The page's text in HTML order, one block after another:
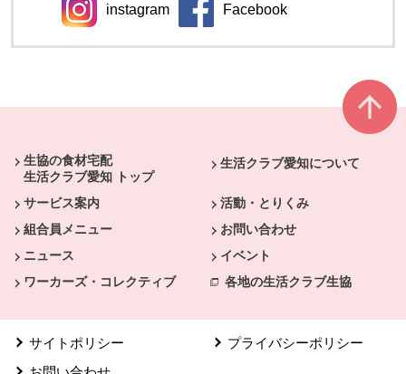
instagram
別のウィンドウで開きます。
Facebook
別のウィンドウで開きま
生協の食材宅配
生活クラブ愛知 トップ
生活クラブ愛知について
サービス案内
活動・とりくみ
組合員メニュー
お問い合わせ
ニュース
イベント
ワーカーズ・コレクティブ
各地の生活クラブ生協
サイトポリシー
プライバシーポリシー